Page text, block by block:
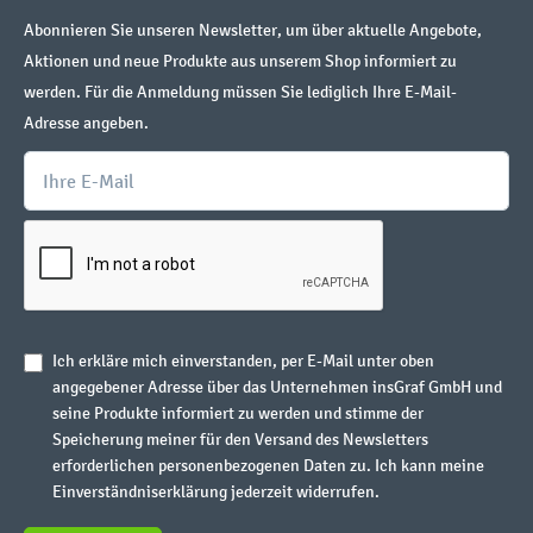
Abonnieren Sie unseren Newsletter, um über aktuelle Angebote,
Aktionen und neue Produkte aus unserem Shop informiert zu
werden. Für die Anmeldung müssen Sie lediglich Ihre E-Mail-
Adresse angeben.
Ich erkläre mich einverstanden, per E-Mail unter oben
angegebener Adresse über das Unternehmen insGraf GmbH und
seine Produkte informiert zu werden und stimme der
Speicherung meiner für den Versand des Newsletters
erforderlichen personenbezogenen Daten zu. Ich kann meine
Einverständniserklärung jederzeit widerrufen.